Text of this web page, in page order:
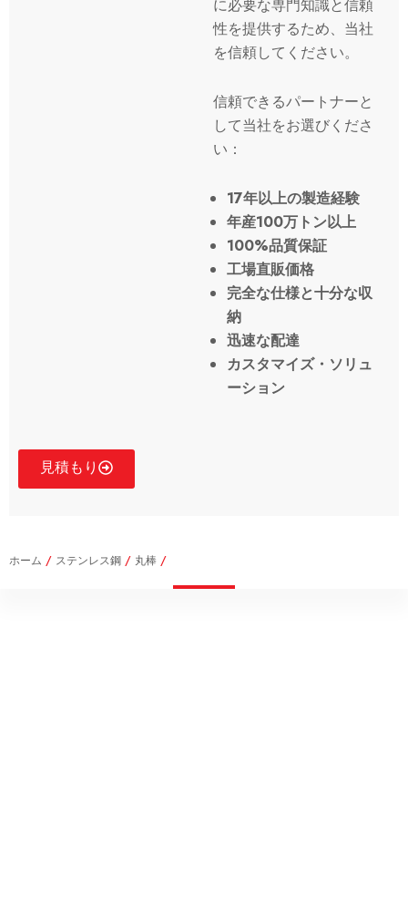
に必要な専門知識と信頼
性を提供するため、当社
を信頼してください。
信頼できるパートナーと
して当社をお選びくださ
い：
17年以上の製造経験
年産100万トン以上
100%品質保証
工場直販価格
完全な仕様と十分な収
納
迅速な配達
カスタマイズ・ソリュ
ーション
見積もり
ホーム / ステンレス鋼 / 丸棒 /